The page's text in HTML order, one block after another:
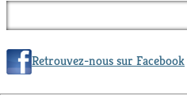
Retrouvez-nous sur Facebook